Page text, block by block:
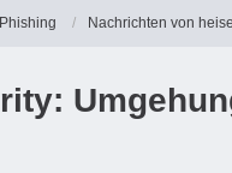
Nachrichten von